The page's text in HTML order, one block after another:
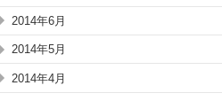
2014年6月
2014年5月
2014年4月